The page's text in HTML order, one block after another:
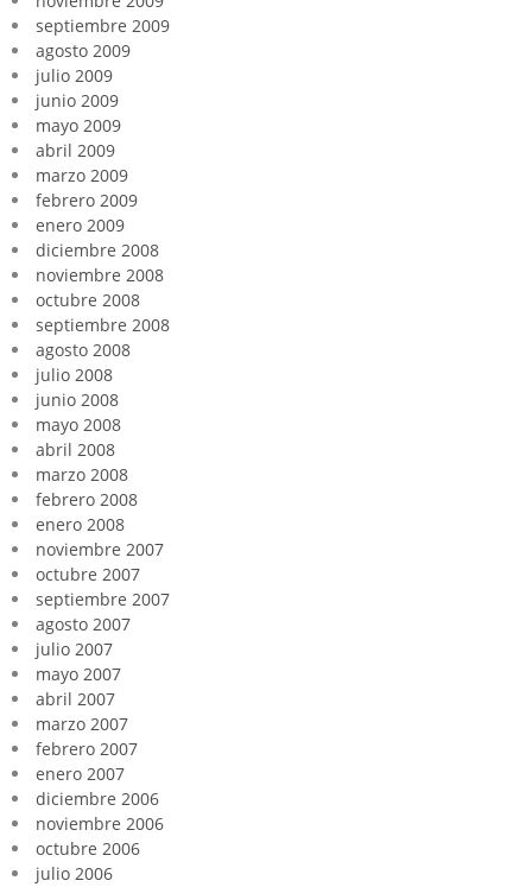
septiembre 2009
agosto 2009
julio 2009
junio 2009
mayo 2009
abril 2009
marzo 2009
febrero 2009
enero 2009
diciembre 2008
noviembre 2008
octubre 2008
septiembre 2008
agosto 2008
julio 2008
junio 2008
mayo 2008
abril 2008
marzo 2008
febrero 2008
enero 2008
noviembre 2007
octubre 2007
septiembre 2007
agosto 2007
julio 2007
mayo 2007
abril 2007
marzo 2007
febrero 2007
enero 2007
diciembre 2006
noviembre 2006
octubre 2006
julio 2006